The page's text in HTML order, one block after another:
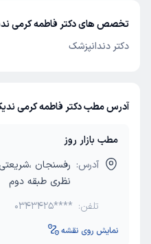
تخصص های دکتر فاطمه کرمی
دکتر دندانپزشک
آدرس مطب دکتر فاطمه کرمی
مطب بازار روز
آدرس: رفسنجان ،شریعتی
نظری طبقه دوم
تلفن: 0343425****
نمایش روی نقشه